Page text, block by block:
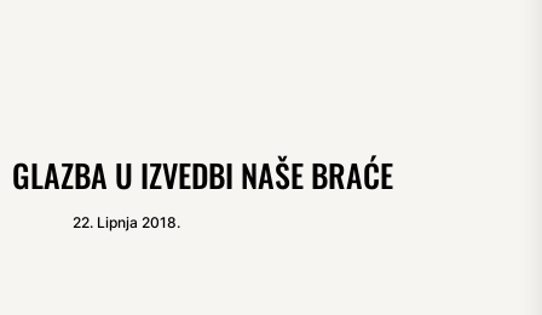
GLAZBA U IZVEDBI NAŠE BRAĆE
22. Lipnja 2018.